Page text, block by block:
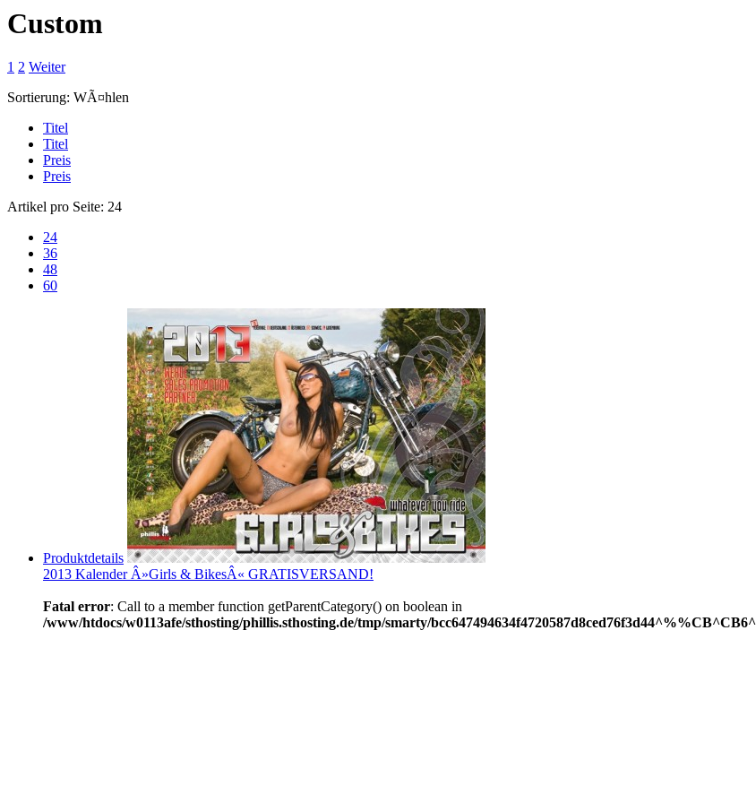
Custom
1 2 Weiter
Sortierung: WÃ¤hlen
Titel
Titel
Preis
Preis
Artikel pro Seite: 24
24
36
48
60
Produktdetails
2013 Kalender Â»Girls & BikesÂ« GRATISVERSAND!
Fatal error: Call to a member function getParentCategory() on boolean in
/www/htdocs/w0113afe/sthosting/phillis.sthosting.de/tmp/smarty/